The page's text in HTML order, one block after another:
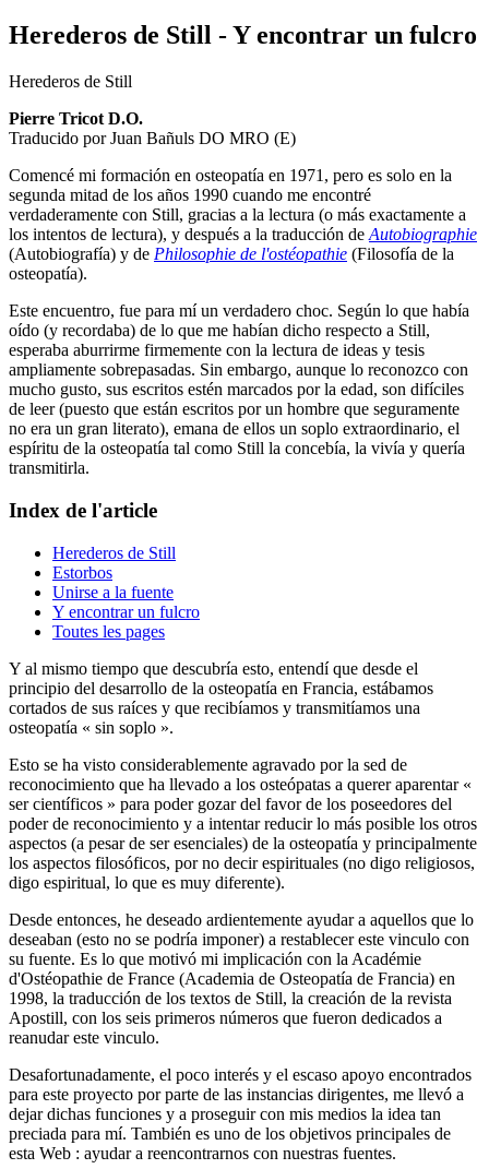
Herederos de Still - Y encontrar un fulcro
Herederos de Still
Pierre Tricot D.O.
Traducido por Juan Bañuls DO MRO (E)
Comencé mi formación en osteopatía en 1971, pero es solo en la
segunda mitad de los años 1990 cuando me encontré
verdaderamente con Still, gracias a la lectura (o más exactamente a
los intentos de lectura), y después a la traducción de Autobiographie
(Autobiografía) y de Philosophie de l'ostéopathie (Filosofía de la
osteopatía).
Este encuentro, fue para mí un verdadero choc. Según lo que había
oído (y recordaba) de lo que me habían dicho respecto a Still,
esperaba aburrirme firmemente con la lectura de ideas y tesis
ampliamente sobrepasadas. Sin embargo, aunque lo reconozco con
mucho gusto, sus escritos estén marcados por la edad, son difíciles
de leer (puesto que están escritos por un hombre que seguramente
no era un gran literato), emana de ellos un soplo extraordinario, el
espíritu de la osteopatía tal como Still la concebía, la vivía y quería
transmitirla.
Index de l'article
Herederos de Still
Estorbos
Unirse a la fuente
Y encontrar un fulcro
Toutes les pages
Y al mismo tiempo que descubría esto, entendí que desde el
principio del desarrollo de la osteopatía en Francia, estábamos
cortados de sus raíces y que recibíamos y transmitíamos una
osteopatía « sin soplo ».
Esto se ha visto considerablemente agravado por la sed de
reconocimiento que ha llevado a los osteópatas a querer aparentar «
ser científicos » para poder gozar del favor de los poseedores del
poder de reconocimiento y a intentar reducir lo más posible los otros
aspectos (a pesar de ser esenciales) de la osteopatía y principalmente
los aspectos filosóficos, por no decir espirituales (no digo religiosos,
digo espiritual, lo que es muy diferente).
Desde entonces, he deseado ardientemente ayudar a aquellos que lo
deseaban (esto no se podría imponer) a restablecer este vinculo con
su fuente. Es lo que motivó mi implicación con la Académie
d'Ostéopathie de France (Academia de Osteopatía de Francia) en
1998, la traducción de los textos de Still, la creación de la revista
Apostill, con los seis primeros números que fueron dedicados a
reanudar este vinculo.
Desafortunadamente, el poco interés y el escaso apoyo encontrados
para este proyecto por parte de las instancias dirigentes, me llevó a
dejar dichas funciones y a proseguir con mis medios la idea tan
preciada para mí. También es uno de los objetivos principales de
esta Web : ayudar a reencontrarnos con nuestras fuentes.